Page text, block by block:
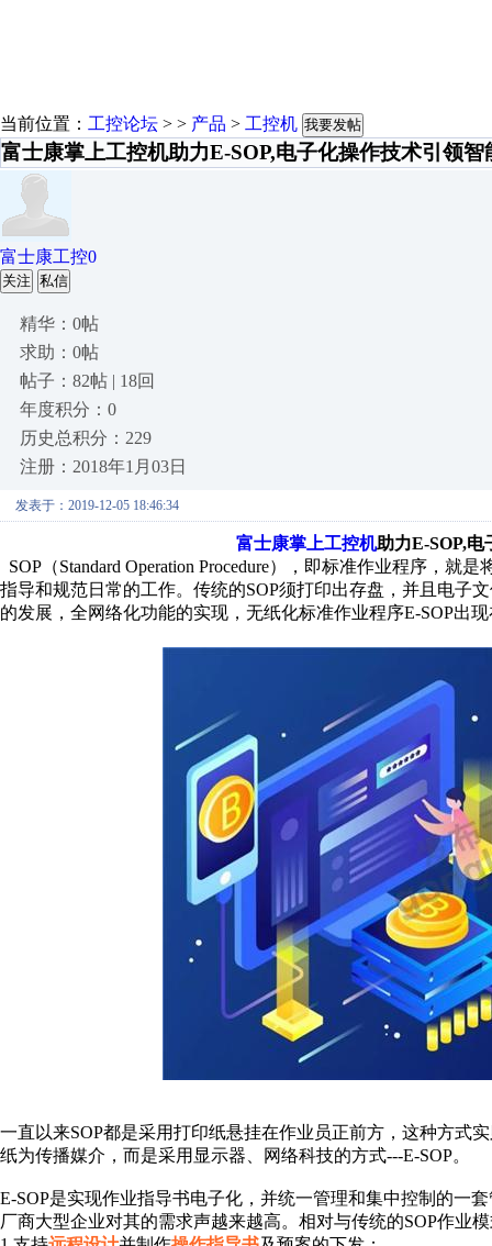
当前位置： 工控论坛 > > 产品 > 工控机 我要发帖
富士康掌上工控机助力E-SOP,电子化操作技术引领智
富士康工控0
关注 私信
精华：0帖
求助：0帖
帖子：82帖 | 18回
年度积分：0
历史总积分：229
注册：2018年1月03日
发表于：2019-12-05 18:46:34
富士康掌上工控机助力E-SOP,
SOP（Standard Operation Procedure），即标准作业程序，
指导和规范日常的工作。传统的SOP须打印出存盘，并且电子
的发展，全网络化功能的实现，无纸化标准作业程序E-SOP出
一直以来SOP都是采用打印纸悬挂在作业员正前方，这种方式
纸为传播媒介，而是采用显示器、网络科技的方式---E-SOP。
E-SOP是实现作业指导书电子化，并统一管理和集中控制的一
厂商大型企业对其的需求声越来越高。相对与传统的SOP作业